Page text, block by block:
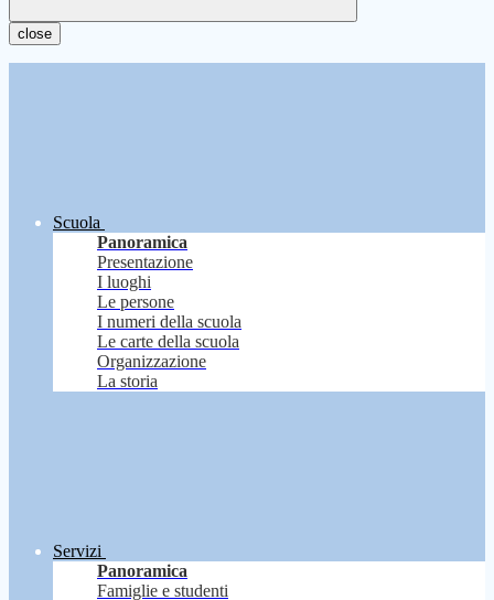
close
Scuola
Panoramica
Presentazione
I luoghi
Le persone
I numeri della scuola
Le carte della scuola
Organizzazione
La storia
Servizi
Panoramica
Famiglie e studenti